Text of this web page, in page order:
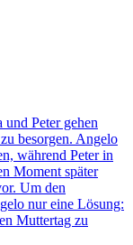
Peter gehen
besorgen. Angelo
während Peter in
Moment später
Um den
nur eine Lösung:
Muttertag zu